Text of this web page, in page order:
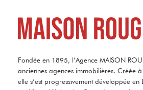
Fondée en 1895, l’Agence MAISON
anciennes agences immobilières. Créée
elle s’est progressivement développée